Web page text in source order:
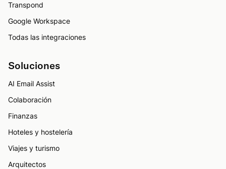
Transpond
Google Workspace
Todas las integraciones
Soluciones
AI Email Assist
Colaboración
Finanzas
Hoteles y hostelería
Viajes y turismo
Arquitectos